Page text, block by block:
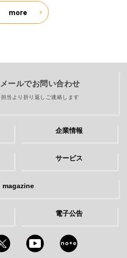
more
メールでお問い合わせ
担当より折り返しご連絡します
企業情報
サービス
magazine
電子公告